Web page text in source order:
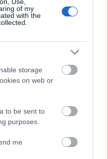
of my
with the
storage
on web or
to be sent to
purposes.
me